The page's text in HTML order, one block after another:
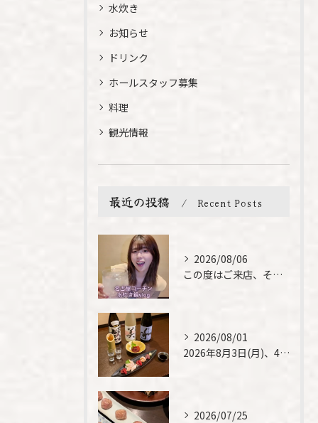
水炊き
お知らせ
ドリンク
ホールスタッフ募集
料理
観光情報
最近の投稿 Recent Posts
2026/08/06
この度はご来店、そして素敵なご紹介誠にありがとうございます✨...
2026/08/01
2026年8月3日(月)、4日(火)は、臨時休業させて頂きま...
2026/07/25